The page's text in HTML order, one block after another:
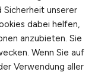
Sicherheit unserer
dabei helfen,
anzubieten. Sie
Wenn Sie auf
Verwendung aller